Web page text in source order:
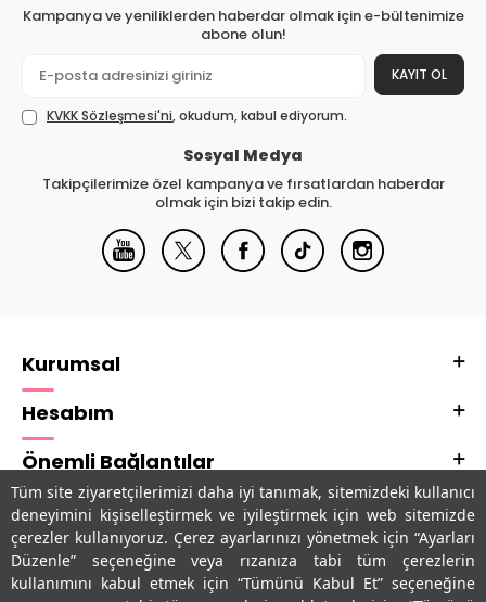
Tüm site ziyaretçilerimizi daha iyi tanımak, sitemizdeki kullanıcı
deneyimini kişiselleştirmek ve iyileştirmek için web sitemizde
çerezler kullanıyoruz. Çerez ayarlarınızı yönetmek için “Ayarları
Düzenle” seçeneğine veya rızanıza tabi tüm çerezlerin
kullanımını kabul etmek için “Tümünü Kabul Et” seçeneğine
Kampanya ve yeniliklerden haberdar olmak için e-bültenimize
abone olun!
KAYIT OL
KVKK Sözleşmesi'ni, okudum, kabul ediyorum.
Sosyal Medya
Takipçilerimize özel kampanya ve fırsatlardan haberdar
olmak için bizi takip edin.
Kurumsal
Hesabım
Önemli Bağlantılar
Adres & İletişim
Uygulamalarımız